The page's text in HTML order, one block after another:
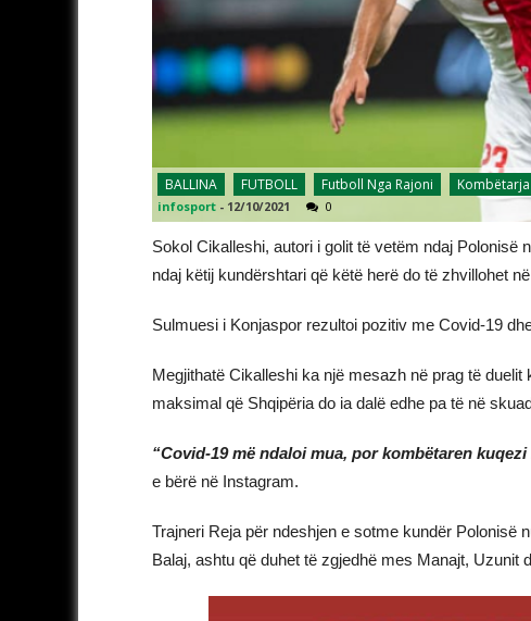
BALLINA FUTBOLL Futboll Nga Rajoni
infosport - 12/10/2021 0
Sokol Cikalleshi, autori i golit të vetëm ndaj Polonisë
ndaj këtij kundërshtari që këtë herë do të zhvillohet
Sulmuesi i Konjaspor rezultoi pozitiv me Covid-19
Megjithatë Cikalleshi ka një mesazh në prag të
maksimal që Shqipëria do ia dalë edhe pa të në
“Covid-19 më ndaloi mua, por kombëtaren
e bërë në Instagram.
Trajneri Reja për ndeshjen e sotme kundër Polonisë
Balaj, ashtu që duhet të zgjedhë mes Manajt,